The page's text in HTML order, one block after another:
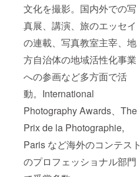
文化を撮影。国内外での写
真展、講演、旅のエッセイ
の連載、写真教室主宰、地
方自治体の地域活性化事業
への参画など多方面で活
動。International
Photography Awards、The
Prix de la Photographie,
Paris など海外のコンテスト
のプロフェッショナル部門